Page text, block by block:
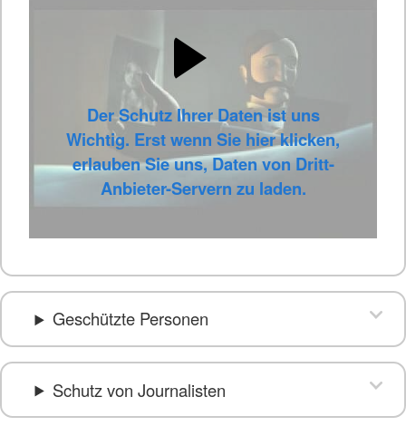
Der Schutz Ihrer Daten ist uns
Wichtig. Erst wenn Sie hier klicken,
erlauben Sie uns, Daten von Dritt-
Anbieter-Servern zu laden.
Geschützte Personen
Schutz von Journalisten